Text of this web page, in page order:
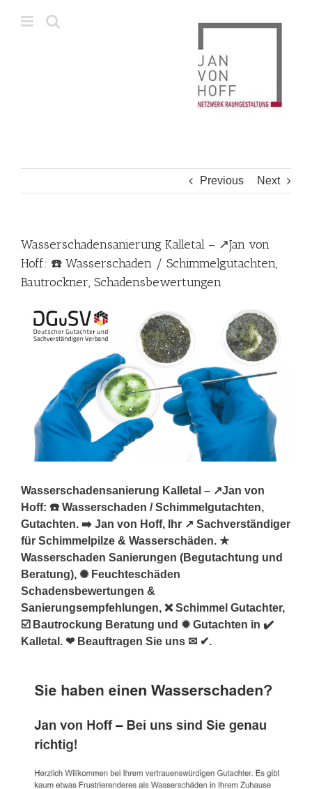
Previous Next
Wasserschadensanierung Kalletal – ↗️Jan von
Hoff: ☎️ Wasserschaden / Schimmelgutachten,
Bautrockner, Schadensbewertungen
Wasserschadensanierung Kalletal – ↗️Jan von
Hoff: ☎️ Wasserschaden / Schimmelgutachten,
Gutachten. ➡️ Jan von Hoff, Ihr ↗️ Sachverständiger
für Schimmelpilze & Wasserschäden. ★
Wasserschaden Sanierungen (Begutachtung und
Beratung), ✺ Feuchteschäden
Schadensbewertungen &
Sanierungsempfehlungen, ❌ Schimmel Gutachter,
☑️ Bautrockung Beratung und ✹ Gutachten in ✔️
Kalletal. ❤ Beauftragen Sie uns ✉ ✔.